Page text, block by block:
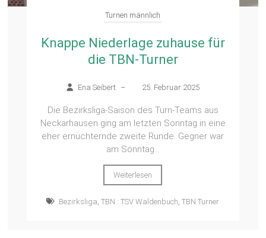
Turnen männlich
Knappe Niederlage zuhause für
die TBN-Turner
Ena Seibert – 25. Februar 2025
Die Bezirksliga-Saison des Turn-Teams aus
Neckarhausen ging am letzten Sonntag in eine
eher ernüchternde zweite Runde. Gegner war
am Sonntag...
Weiterlesen
Bezirksliga TBN : TSV Waldenbuch TBN Turner